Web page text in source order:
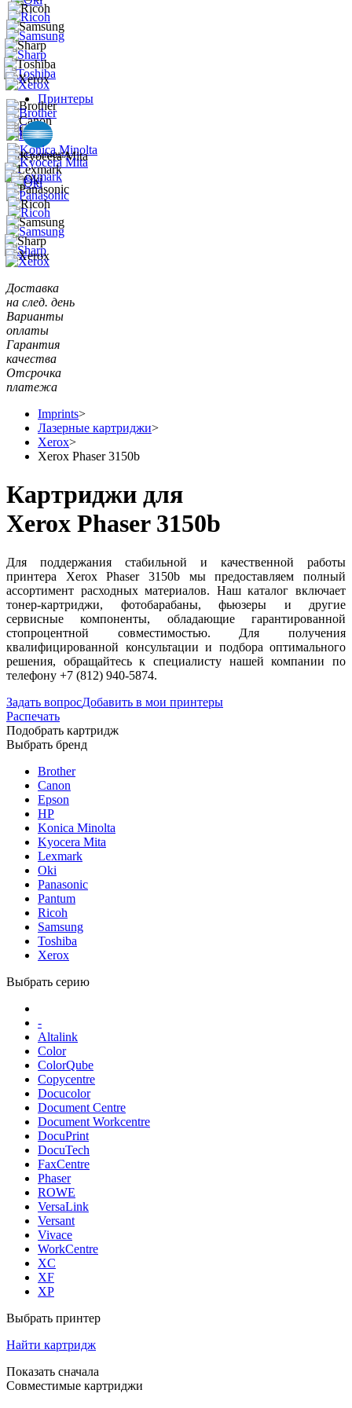
Принтеры
Доставка
на след. день
Варианты
оплаты
Гарантия
качества
Отсрочка
платежа
Imprints>
Лазерные картриджи>
Xerox>
Xerox Phaser 3150b
Картриджи для
Xerox Phaser 3150b
Для поддержания стабильной и качественной работы
принтера Xerox Phaser 3150b мы предоставляем полный
ассортимент расходных материалов. Наш каталог включает
тонер-картриджи, фотобарабаны, фьюзеры и другие
сервисные компоненты, обладающие гарантированной
стопроцентной совместимостью. Для получения
квалифицированной консультации и подбора оптимального
решения, обращайтесь к специалисту нашей компании по
телефону +7 (812) 940-5874.
Задать вопросДобавить в мои принтеры
Распечать
Подобрать картридж
Выбрать бренд
Brother
Canon
Epson
HP
Konica Minolta
Kyocera Mita
Lexmark
Oki
Panasonic
Pantum
Ricoh
Samsung
Toshiba
Xerox
Выбрать серию
-
Altalink
Color
ColorQube
Copycentre
Docucolor
Document Centre
Document Workcentre
DocuPrint
DocuTech
FaxCentre
Phaser
ROWE
VersaLink
Versant
Vivace
WorkCentre
XC
XF
XP
Выбрать принтер
Найти картридж
Показать сначала
Совместимые картриджи